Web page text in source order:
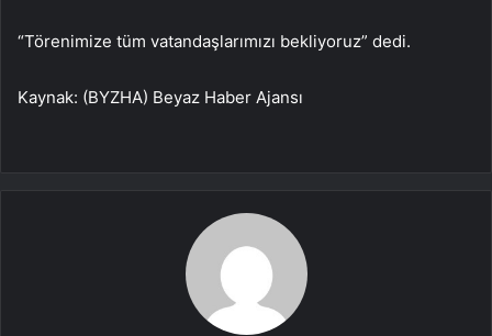
“Törenimize tüm vatandaşlarımızı bekliyoruz” dedi.
Kaynak: (BYZHA) Beyaz Haber Ajansı